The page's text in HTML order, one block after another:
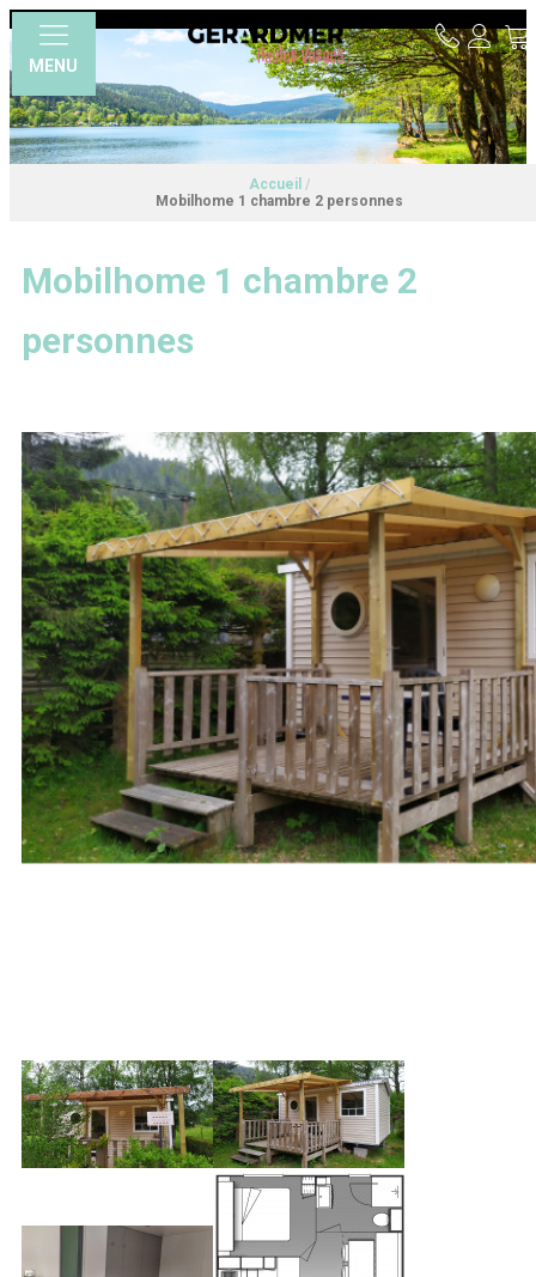
MENU
Accueil /
Mobilhome 1 chambre 2 personnes
Mobilhome 1 chambre 2
personnes